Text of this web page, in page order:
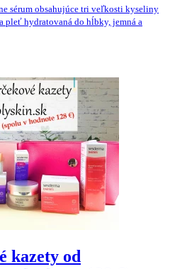
sérum obsahujúce tri veľkosti kyseliny
pleť hydratovaná do hĺbky, jemná a
kazety od